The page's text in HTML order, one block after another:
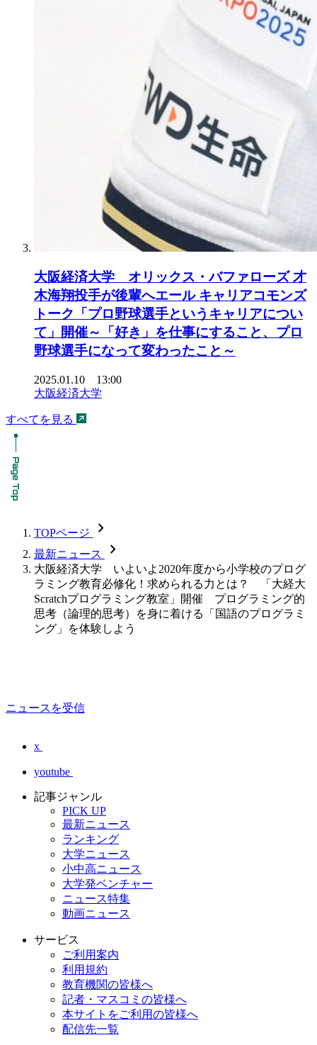
大阪経済大学 オリックス・バファローズ 才
木海翔投手が後輩へエール キャリアコモンズ
トーク「プロ野球選手というキャリアについ
て」開催～「好き」を仕事にすること、プロ
野球選手になって変わったこと～
2025.01.10 13:00
大阪経済大学
すべてを見る
TOPページ chevron_forward
最新ニュース chevron_forward
大阪経済大学 いよいよ2020年度から小学校のプログ
ラミング教育必修化！求められる力とは？ 「大経大
Scratchプログラミング教室」開催 プログラミング的
思考（論理的思考）を身に着ける「国語のプログラミ
ング」を体験しよう
ニュースを受信
x
youtube
記事ジャンル
PICK UP
最新ニュース
ランキング
大学ニュース
小中高ニュース
大学発ベンチャー
ニュース特集
動画ニュース
サービス
ご利用案内
利用規約
教育機関の皆様へ
記者・マスコミの皆様へ
本サイトをご利用の皆様へ
配信先一覧